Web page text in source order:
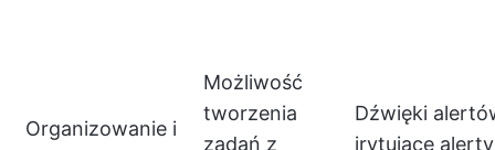
Organizowanie i
Możliwość
tworzenia
zadań z
Dźwięki
irytujące alerty